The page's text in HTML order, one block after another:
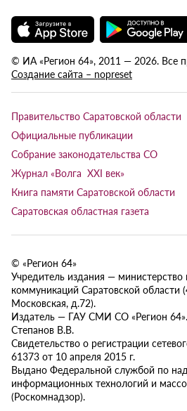
© ИА «Регион 64», 2011 — 2026. Все
Создание сайта – nopreset
Правительство Саратовской области
Официальные публикации
Собрание законодательства СО
Журнал «Волга XXI век»
Книга памяти Саратовской области
Саратовская областная газета
© «Регион 64»
Учредитель издания —
коммуникаций Саратовской области
Московская, д.72).
Издатель — ГАУ СМИ СО «Регион
Степанов В.В.
Свидетельство о регистрации
61373 от 10 апреля 2015 г.
Выдано Федеральной службой по
информационных технологий и
(Роскомнадзор).